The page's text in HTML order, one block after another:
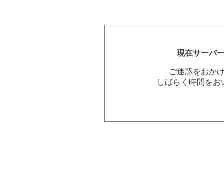
現在サーバ
ご迷惑をおか
しばらく時間を